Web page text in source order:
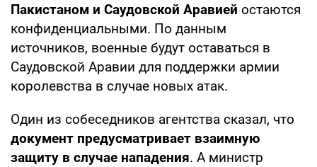
Пакистаном и Саудовской Аравией остаются
конфиденциальными. По данным
источников, военные будут оставаться в
Саудовской Аравии для поддержки армии
королевства в случае новых атак.
Один из собеседников агентства сказал, что
документ предусматривает взаимную
защиту в случае нападения. А министр